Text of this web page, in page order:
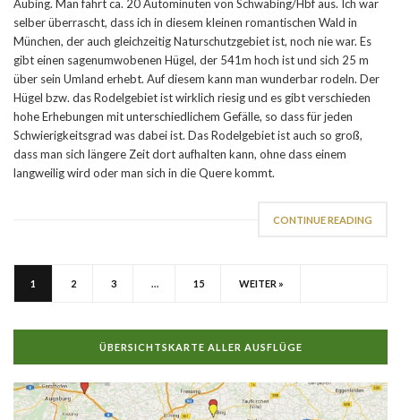
Aubing. Man fährt ca. 20 Autominuten von Schwabing/Hbf aus. Ich war
selber überrascht, dass ich in diesem kleinen romantischen Wald in
München, der auch gleichzeitig Naturschutzgebiet ist, noch nie war. Es
gibt einen sagenumwobenen Hügel, der 541m hoch ist und sich 25 m
über sein Umland erhebt. Auf diesem kann man wunderbar rodeln. Der
Hügel bzw. das Rodelgebiet ist wirklich riesig und es gibt verschieden
hohe Erhebungen mit unterschiedlichem Gefälle, so dass für jeden
Schwierigkeitsgrad was dabei ist. Das Rodelgebiet ist auch so groß,
dass man sich längere Zeit dort aufhalten kann, ohne dass einem
langweilig wird oder man sich in die Quere kommt.
CONTINUE READING
1 2 3 … 15 WEITER »
ÜBERSICHTSKARTE ALLER AUSFLÜGE